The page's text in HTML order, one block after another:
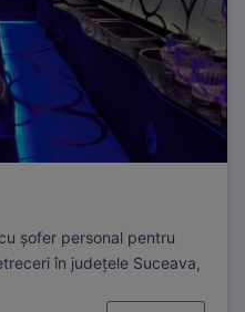
șofer personal pentru
în județele Suceava,